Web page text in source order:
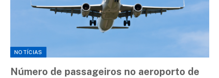
NOTÍCIAS
Número de passageiros no aeroporto de